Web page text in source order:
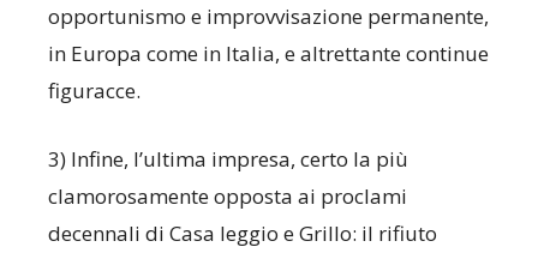
opportunismo e improvvisazione permanente,
in Europa come in Italia, e altrettante continue
figuracce.
3) Infine, l’ultima impresa, certo la più
clamorosamente opposta ai proclami
decennali di Casa leggio e Grillo: il rifiuto